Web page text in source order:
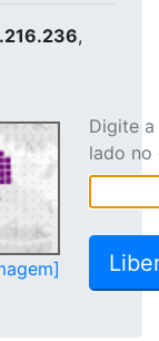
,
Digite
lado no